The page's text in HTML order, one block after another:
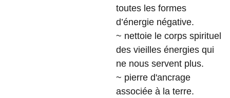
toutes les formes
d’énergie négative.
~ nettoie le corps spirituel
des vieilles énergies qui
ne nous servent plus.
~ pierre d'ancrage
associée à la terre.